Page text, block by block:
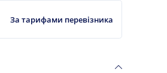
За тарифами перевізника